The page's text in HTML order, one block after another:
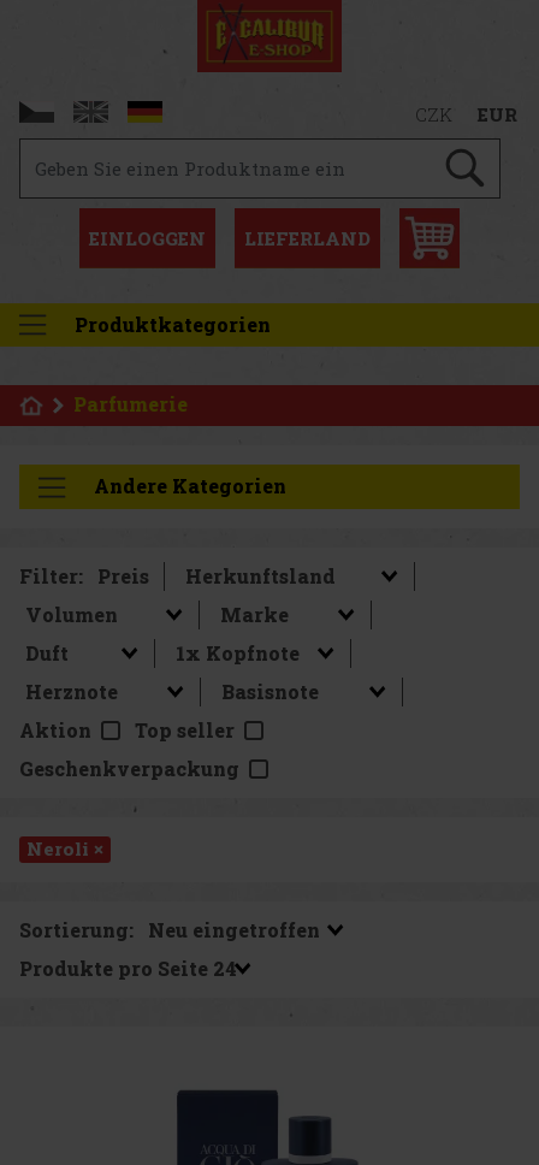
CZK EUR
EINLOGGEN LIEFERLAND
Produktkategorien
Parfumerie
Andere Kategorien
Filter: Preis
Aktion
Top seller
Geschenkverpackung
Neroli ×
Sortierung:
Produkte pro Seite